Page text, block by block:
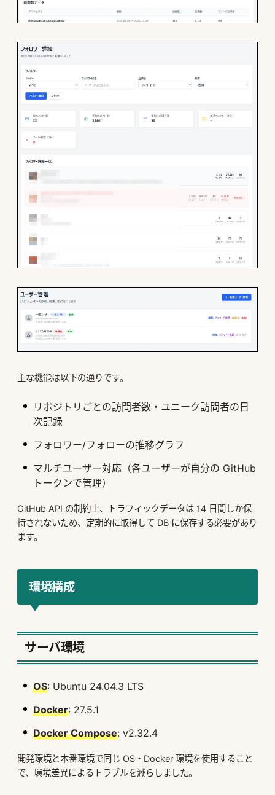
主な機能は以下の通りです。
リポジトリごとの訪問者数・ユニーク訪問者の日
次記録
フォロワー/フォローの推移グラフ
マルチユーザー対応（各ユーザーが自分の GitHub
トークンで管理）
GitHub API の制約上、トラフィックデータは 14 日間しか保
持されないため、定期的に取得して DB に保存する必要があり
ます。
環境構成
サーバ環境
OS: Ubuntu 24.04.3 LTS
Docker: 27.5.1
Docker Compose: v2.32.4
開発環境と本番環境で同じ OS・Docker 環境を使用すること
で、環境差異によるトラブルを減らしました。